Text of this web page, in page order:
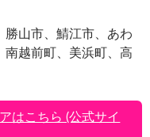
勝山市、鯖江市、あわ
南越前町、美浜町、高
はこちら (公式サイ